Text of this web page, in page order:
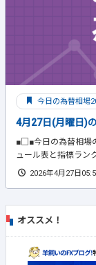
今日の為替相場
4月27日(月曜日)
■□■今日の為替相場
ュール表と指標ラン
2026年4月27日
オススメ！